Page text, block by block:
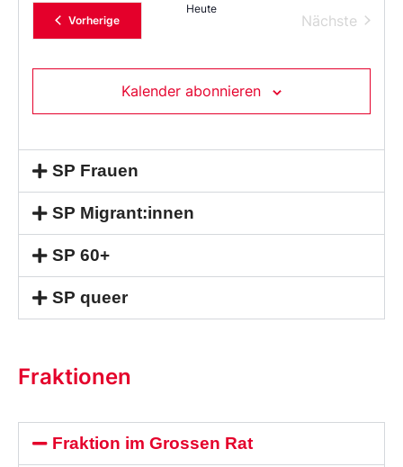
VorherigeVeranstaltungen
Heute
Nächste
Kalender abonnieren
SP Frauen
SP Migrant:innen
SP 60+
SP queer
Fraktionen
Fraktion im Grossen Rat